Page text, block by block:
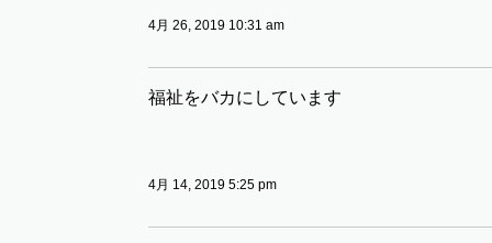
4月 26, 2019 10:31 am
福祉をバカにしています
4月 14, 2019 5:25 pm